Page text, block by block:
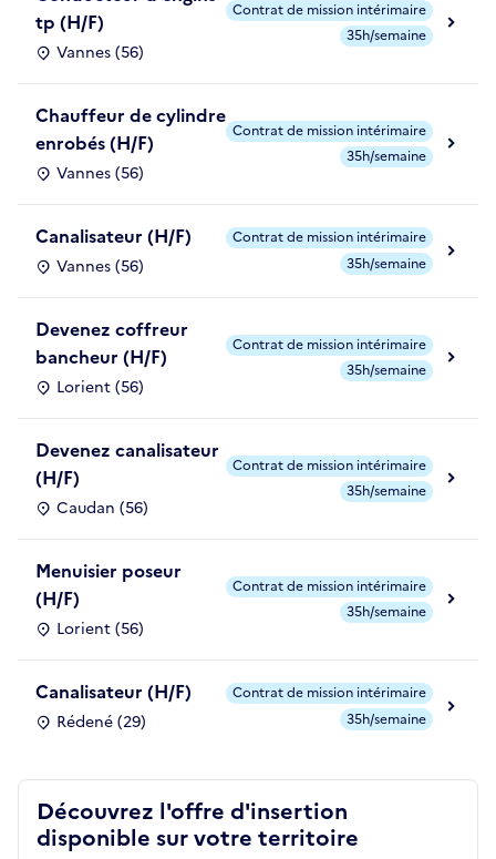
tp (H/F)
Vannes (56)
Contrat de mission intérimaire
35h/semaine
Chauffeur de cylindre
enrobés (H/F)
Vannes (56)
Contrat de mission intérimaire
35h/semaine
Canalisateur (H/F)
Vannes (56)
Contrat de mission intérimaire
35h/semaine
Devenez coffreur
bancheur (H/F)
Lorient (56)
Contrat de mission intérimaire
35h/semaine
Devenez canalisateur
(H/F)
Caudan (56)
Contrat de mission intérimaire
35h/semaine
Menuisier poseur
(H/F)
Lorient (56)
Contrat de mission intérimaire
35h/semaine
Canalisateur (H/F)
Rédené (29)
Contrat de mission intérimaire
35h/semaine
Découvrez l'offre d'insertion
disponible sur votre territoire